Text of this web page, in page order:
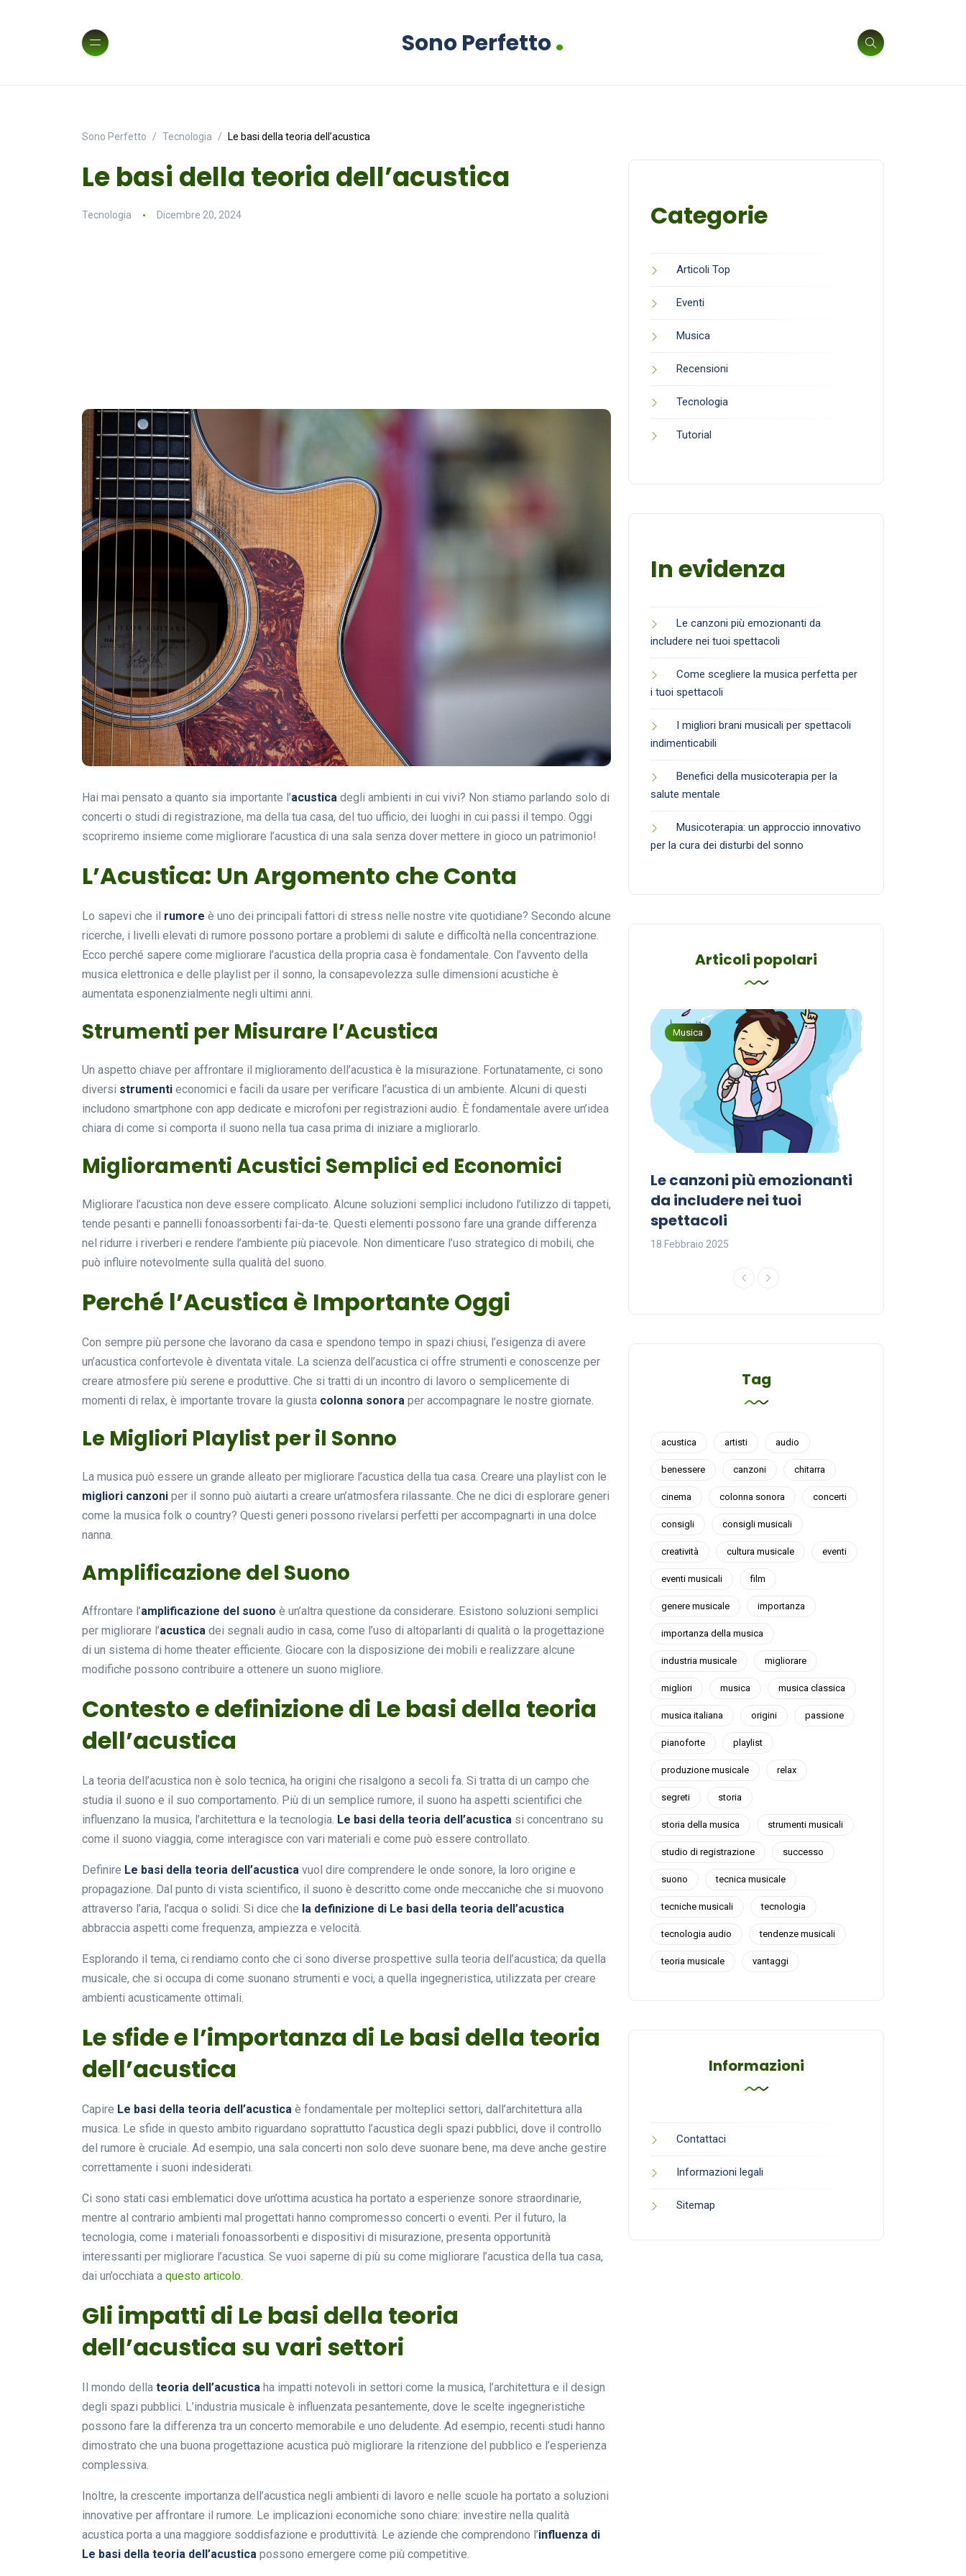
Sono Perfetto.
Sono Perfetto Tecnologia Le basi della teoria dell’acustica
Le basi della teoria dell’acustica
Tecnologia Dicembre 20, 2024
Hai mai pensato a quanto sia importante l’acustica degli ambienti in cui vivi? Non stiamo parlando solo di
concerti o studi di registrazione, ma della tua casa, del tuo ufficio, dei luoghi in cui passi il tempo. Oggi
scopriremo insieme come migliorare l’acustica di una sala senza dover mettere in gioco un patrimonio!
L’Acustica: Un Argomento che Conta
Lo sapevi che il rumore è uno dei principali fattori di stress nelle nostre vite quotidiane? Secondo alcune
ricerche, i livelli elevati di rumore possono portare a problemi di salute e difficoltà nella concentrazione.
Ecco perché sapere come migliorare l’acustica della propria casa è fondamentale. Con l’avvento della
musica elettronica e delle playlist per il sonno, la consapevolezza sulle dimensioni acustiche è
aumentata esponenzialmente negli ultimi anni.
Strumenti per Misurare l’Acustica
Un aspetto chiave per affrontare il miglioramento dell’acustica è la misurazione. Fortunatamente, ci sono
diversi strumenti economici e facili da usare per verificare l’acustica di un ambiente. Alcuni di questi
includono smartphone con app dedicate e microfoni per registrazioni audio. È fondamentale avere un’idea
chiara di come si comporta il suono nella tua casa prima di iniziare a migliorarlo.
Miglioramenti Acustici Semplici ed Economici
Migliorare l’acustica non deve essere complicato. Alcune soluzioni semplici includono l’utilizzo di tappeti,
tende pesanti e pannelli fonoassorbenti fai-da-te. Questi elementi possono fare una grande differenza
nel ridurre i riverberi e rendere l’ambiente più piacevole. Non dimenticare l’uso strategico di mobili, che
può influire notevolmente sulla qualità del suono.
Perché l’Acustica è Importante Oggi
Con sempre più persone che lavorano da casa e spendono tempo in spazi chiusi, l’esigenza di avere
un’acustica confortevole è diventata vitale. La scienza dell’acustica ci offre strumenti e conoscenze per
creare atmosfere più serene e produttive. Che si tratti di un incontro di lavoro o semplicemente di
momenti di relax, è importante trovare la giusta colonna sonora per accompagnare le nostre giornate.
Le Migliori Playlist per il Sonno
La musica può essere un grande alleato per migliorare l’acustica della tua casa. Creare una playlist con le
migliori canzoni per il sonno può aiutarti a creare un’atmosfera rilassante. Che ne dici di esplorare generi
come la musica folk o country? Questi generi possono rivelarsi perfetti per accompagnarti in una dolce
nanna.
Amplificazione del Suono
Affrontare l’amplificazione del suono è un’altra questione da considerare. Esistono soluzioni semplici
per migliorare l’acustica dei segnali audio in casa, come l’uso di altoparlanti di qualità o la progettazione
di un sistema di home theater efficiente. Giocare con la disposizione dei mobili e realizzare alcune
modifiche possono contribuire a ottenere un suono migliore.
Contesto e definizione di Le basi della teoria
dell’acustica
La teoria dell’acustica non è solo tecnica, ha origini che risalgono a secoli fa. Si tratta di un campo che
studia il suono e il suo comportamento. Più di un semplice rumore, il suono ha aspetti scientifici che
influenzano la musica, l’architettura e la tecnologia. Le basi della teoria dell’acustica si concentrano su
come il suono viaggia, come interagisce con vari materiali e come può essere controllato.
Definire Le basi della teoria dell’acustica vuol dire comprendere le onde sonore, la loro origine e
propagazione. Dal punto di vista scientifico, il suono è descritto come onde meccaniche che si muovono
attraverso l’aria, l’acqua o solidi. Si dice che la definizione di Le basi della teoria dell’acustica
abbraccia aspetti come frequenza, ampiezza e velocità.
Esplorando il tema, ci rendiamo conto che ci sono diverse prospettive sulla teoria dell’acustica; da quella
musicale, che si occupa di come suonano strumenti e voci, a quella ingegneristica, utilizzata per creare
ambienti acusticamente ottimali.
Le sfide e l’importanza di Le basi della teoria
dell’acustica
Capire Le basi della teoria dell’acustica è fondamentale per molteplici settori, dall’architettura alla
musica. Le sfide in questo ambito riguardano soprattutto l’acustica degli spazi pubblici, dove il controllo
del rumore è cruciale. Ad esempio, una sala concerti non solo deve suonare bene, ma deve anche gestire
correttamente i suoni indesiderati.
Ci sono stati casi emblematici dove un’ottima acustica ha portato a esperienze sonore straordinarie,
mentre al contrario ambienti mal progettati hanno compromesso concerti o eventi. Per il futuro, la
tecnologia, come i materiali fonoassorbenti e dispositivi di misurazione, presenta opportunità
interessanti per migliorare l’acustica. Se vuoi saperne di più su come migliorare l’acustica della tua casa,
dai un’occhiata a questo articolo
Gli impatti di Le basi della teoria
dell’acustica su vari settori
Il mondo della teoria dell’acustica ha impatti notevoli in settori come la musica, l’architettura e il design
degli spazi pubblici. L’industria musicale è influenzata pesantemente, dove le scelte ingegneristiche
possono fare la differenza tra un concerto memorabile e uno deludente. Ad esempio, recenti studi hanno
dimostrato che una buona progettazione acustica può migliorare la ritenzione del pubblico e l’esperienza
complessiva.
Inoltre, la crescente importanza dell’acustica negli ambienti di lavoro e nelle scuole ha portato a soluzioni
innovative per affrontare il rumore. Le implicazioni economiche sono chiare: investire nella qualità
acustica porta a una maggiore soddisfazione e produttività. Le aziende che comprendono l’influenza di
Le basi della teoria dell’acustica possono emergere come più competitive.
Categorie
Articoli Top
Eventi
Musica
Recensioni
Tecnologia
Tutorial
In evidenza
Le canzoni più emozionanti da
includere nei tuoi spettacoli
Come scegliere la musica perfetta per
i tuoi spettacoli
I migliori brani musicali per spettacoli
indimenticabili
Benefici della musicoterapia per la
salute mentale
Musicoterapia: un approccio innovativo
per la cura dei disturbi del sonno
Articoli popolari
approccio innovativo per la
cura dei disturbi del sonno
18 Febbraio 2025
Musica
Le canzoni più emozionanti
da includere nei tuoi
spettacoli
18 Febbraio 2025
Tag
acustica artisti audio
benessere canzoni chitarra
cinema colonna sonora concerti
consigli consigli musicali
creatività cultura musicale eventi
eventi musicali film
genere musicale importanza
importanza della musica
industria musicale migliorare
migliori musica musica classica
musica italiana origini passione
pianoforte playlist
produzione musicale relax
segreti storia
storia della musica strumenti musicali
studio di registrazione successo
suono tecnica musicale
tecniche musicali tecnologia
tecnologia audio tendenze musicali
teoria musicale vantaggi
Informazioni
Contattaci
Informazioni legali
Sitemap